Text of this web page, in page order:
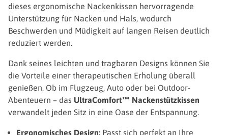
dieses ergonomische Nackenkissen hervorragende
Unterstützung für Nacken und Hals, wodurch
Beschwerden und Müdigkeit auf langen Reisen deutlich
reduziert werden.
Dank seines leichten und tragbaren Designs können Sie
die Vorteile einer therapeutischen Erholung überall
genießen. Ob im Flugzeug, Auto oder bei Outdoor-
Abenteuern – das UltraComfort™ Nackenstützkissen
verwandelt jeden Sitz in eine Oase der Entspannung.
Ergonomisches Design: Passt sich perfekt an Ihre